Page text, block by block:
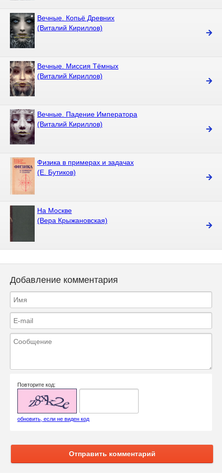
Вечные. Копьё Древних
(Виталий Кириллов)
Вечные. Миссия Тёмных
(Виталий Кириллов)
Вечные. Падение Императора
(Виталий Кириллов)
Физика в примерах и задачах
(Е. Бутиков)
На Москве
(Вера Крыжановская)
Добавление комментария
Повторите код:
обновить, если не виден код
Отправить комментарий